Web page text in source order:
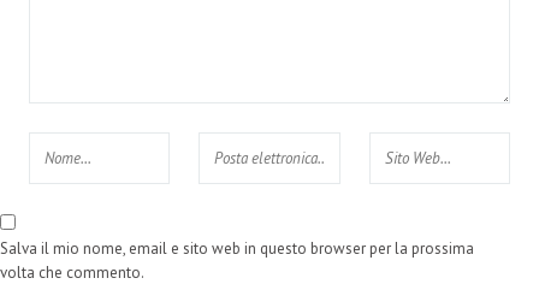
Salva il mio nome, email e sito web in questo browser per la prossima
volta che commento.